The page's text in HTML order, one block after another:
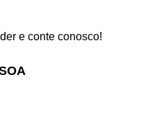
e conte conosco!